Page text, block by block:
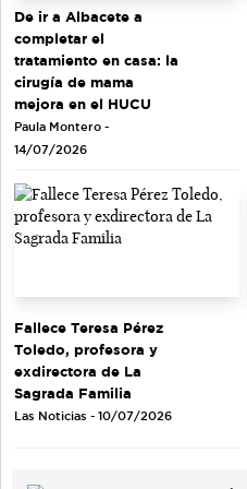
De ir a Albacete a
completar el
tratamiento en casa: la
cirugía de mama
mejora en el HUCU
Paula Montero -
14/07/2026
Fallece Teresa Pérez
Toledo, profesora y
exdirectora de La
Sagrada Familia
Las Noticias - 10/07/2026